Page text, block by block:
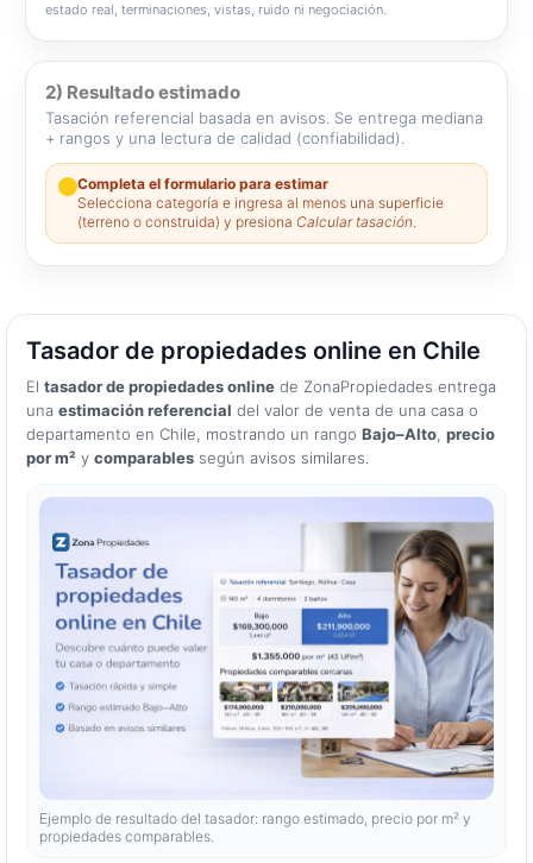
estado real, terminaciones, vistas, ruido ni negociación.
2) Resultado estimado
Tasación referencial basada en avisos. Se entrega mediana
+ rangos y una lectura de calidad (confiabilidad).
Completa el formulario para estimar
Selecciona categoría e ingresa al menos una superficie
(terreno o construida) y presiona Calcular tasación.
Tasador de propiedades online en Chile
El tasador de propiedades online de ZonaPropiedades entrega
una estimación referencial del valor de venta de una casa o
departamento en Chile, mostrando un rango Bajo–Alto, precio
por m² y comparables según avisos similares.
Ejemplo de resultado del tasador: rango estimado, precio por m² y
propiedades comparables.